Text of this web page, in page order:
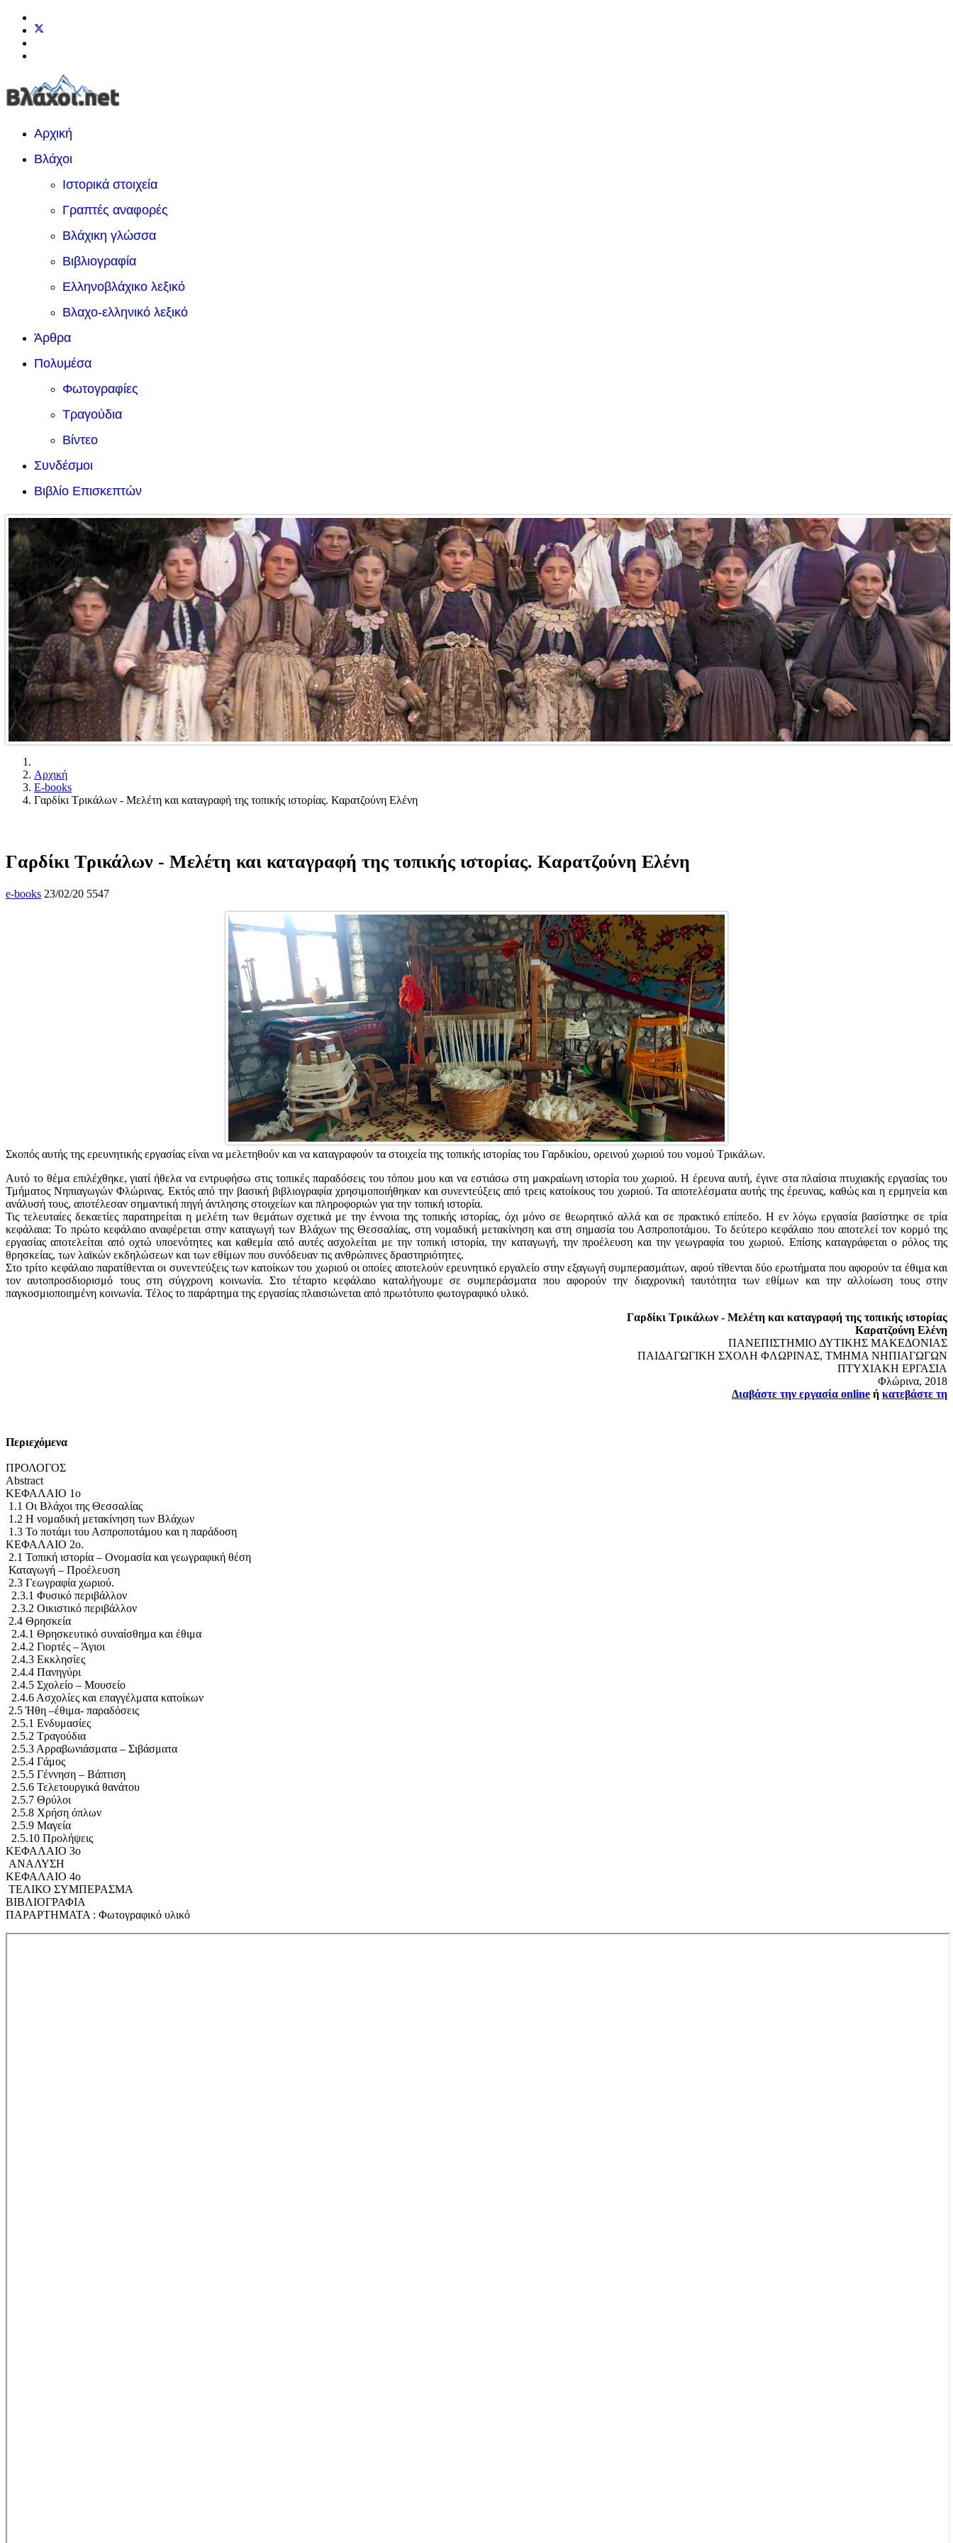
Αρχική
Βλάχοι
Ιστορικά στοιχεία
Γραπτές αναφορές
Βλάχικη γλώσσα
Βιβλιογραφία
Ελληνοβλάχικο λεξικό
Βλαχο-ελληνικό λεξικό
Άρθρα
Πολυμέσα
Φωτογραφίες
Τραγούδια
Βίντεο
Συνδέσμοι
Βιβλίο Επισκεπτών
Αρχική
E-books
Γαρδίκι Τρικάλων - Μελέτη και καταγραφή της τοπικής ιστορίας. Καρατζούνη Ελένη
Γαρδίκι Τρικάλων - Μελέτη και καταγραφή της τοπικής ιστορίας. Καρατζούνη Ελένη
e-books 23/02/20 5547
Σκοπός αυτής της ερευνητικής εργασίας είναι να μελετηθούν και να καταγραφούν τα στοιχεία της τοπικής ιστορίας του Γαρδικίου, ορεινού χωριού του νομού Τρικάλων.
Αυτό το θέμα επιλέχθηκε, γιατί ήθελα να εντρυφήσω στις τοπικές παραδόσεις του τόπου μου και να εστιάσω στη μακραίωνη ιστορία του χωριού. Η έρευνα αυτή, έγινε στα πλαίσια πτυχιακής εργασίας του
Τμήματος Νηπιαγωγών Φλώρινας. Εκτός από την βασική βιβλιογραφία χρησιμοποιήθηκαν και συνεντεύξεις από τρεις κατοίκους του χωριού. Τα αποτελέσματα αυτής της έρευνας, καθώς και η ερμηνεία και
ανάλυσή τους, αποτέλεσαν σημαντική πηγή άντλησης στοιχείων και πληροφοριών για την τοπική ιστορία.
Τις τελευταίες δεκαετίες παρατηρείται η μελέτη των θεμάτων σχετικά με την έννοια της τοπικής ιστορίας, όχι μόνο σε θεωρητικό αλλά και σε πρακτικό επίπεδο. Η εν λόγω εργασία βασίστηκε σε τρία
κεφάλαια: Το πρώτο κεφάλαιο αναφέρεται στην καταγωγή των Βλάχων της Θεσσαλίας, στη νομαδική μετακίνηση και στη σημασία του Ασπροποτάμου. Το δεύτερο κεφάλαιο που αποτελεί τον κορμό της
εργασίας αποτελείται από οχτώ υποενότητες και καθεμία από αυτές ασχολείται με την τοπική ιστορία, την καταγωγή, την προέλευση και την γεωγραφία του χωριού. Επίσης καταγράφεται ο ρόλος της
θρησκείας, των λαϊκών εκδηλώσεων και των εθίμων που συνόδευαν τις ανθρώπινες δραστηριότητες.
Στο τρίτο κεφάλαιο παρατίθενται οι συνεντεύξεις των κατοίκων του χωριού οι οποίες αποτελούν ερευνητικό εργαλείο στην εξαγωγή συμπερασμάτων, αφού τίθενται δύο ερωτήματα που αφορούν τα έθιμα και
τον αυτοπροσδιορισμό τους στη σύγχρονη κοινωνία. Στο τέταρτο κεφάλαιο καταλήγουμε σε συμπεράσματα που αφορούν την διαχρονική ταυτότητα των εθίμων και την αλλοίωση τους στην
παγκοσμιοποιημένη κοινωνία. Τέλος το παράρτημα της εργασίας πλαισιώνεται από πρωτότυπο φωτογραφικό υλικό.
Γαρδίκι Τρικάλων - Μελέτη και καταγραφή της τοπικής ιστορίας
Καρατζούνη Ελένη
ΠΑΝΕΠΙΣΤΗΜΙΟ ΔΥΤΙΚΗΣ ΜΑΚΕΔΟΝΙΑΣ
ΠΑΙΔΑΓΩΓΙΚΗ ΣΧΟΛΗ ΦΛΩΡΙΝΑΣ, ΤΜΗΜΑ ΝΗΠΙΑΓΩΓΩΝ
ΠΤΥΧΙΑΚΗ ΕΡΓΑΣΙΑ
Φλώρινα, 2018
Διαβάστε την εργασία online ή κατεβάστε τη
Περιεχόμενα
ΠΡΟΛΟΓΟΣ
Abstract
ΚΕΦΑΛΑΙΟ 1o
1.1 Οι Βλάχοι της Θεσσαλίας
1.2 Η νομαδική μετακίνηση των Βλάχων
1.3 Το ποτάμι του Ασπροποτάμου και η παράδοση
ΚΕΦΑΛΑΙΟ 2ο.
2.1 Τοπική ιστορία – Ονομασία και γεωγραφική θέση
Καταγωγή – Προέλευση
2.3 Γεωγραφία χωριού.
2.3.1 Φυσικό περιβάλλον
2.3.2 Οικιστικό περιβάλλον
2.4 Θρησκεία
2.4.1 Θρησκευτικό συναίσθημα και έθιμα
2.4.2 Γιορτές – Άγιοι
2.4.3 Εκκλησίες
2.4.4 Πανηγύρι
2.4.5 Σχολείο – Μουσείο
2.4.6 Ασχολίες και επαγγέλματα κατοίκων
2.5 Ήθη –έθιμα- παραδόσεις
2.5.1 Ενδυμασίες
2.5.2 Τραγούδια
2.5.3 Αρραβωνιάσματα – Σιβάσματα
2.5.4 Γάμος
2.5.5 Γέννηση – Βάπτιση
2.5.6 Τελετουργικά θανάτου
2.5.7 Θρύλοι
2.5.8 Χρήση όπλων
2.5.9 Μαγεία
2.5.10 Προλήψεις
ΚΕΦΑΛΑΙΟ 3ο
ΑΝΑΛΥΣΗ
ΚΕΦΑΛΑΙΟ 4ο
ΤΕΛΙΚΟ ΣΥΜΠΕΡΑΣΜΑ
ΒΙΒΛΙΟΓΡΑΦΙΑ
ΠΑΡΑΡΤΗΜΑΤΑ : Φωτογραφικό υλικό